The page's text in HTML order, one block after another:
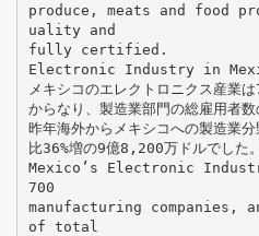
produce, meats and food
uality and
fully certified.
Electronic Industry in
メキシコのエレクトロニクス産業
からなり、製造業部門の総雇用者数
昨年海外からメキシコへの製造業
比36%増の9億8,200万ドルでした。
Mexico’s Electronic
700
manufacturing companies,
of total